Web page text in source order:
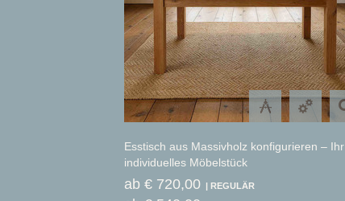
Esstisch aus Massivholz konfigurieren – Ihr
individuelles Möbelstück
ab € 720,00